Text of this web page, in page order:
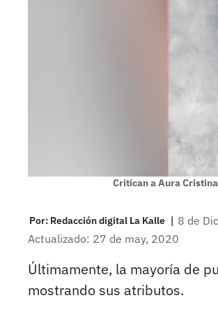
Critican a Aura
Por: Redacción digital La Kalle | 8 de
Actualizado: 27 de may, 2020
Últimamente, la mayoría de
mostrando sus atributos.